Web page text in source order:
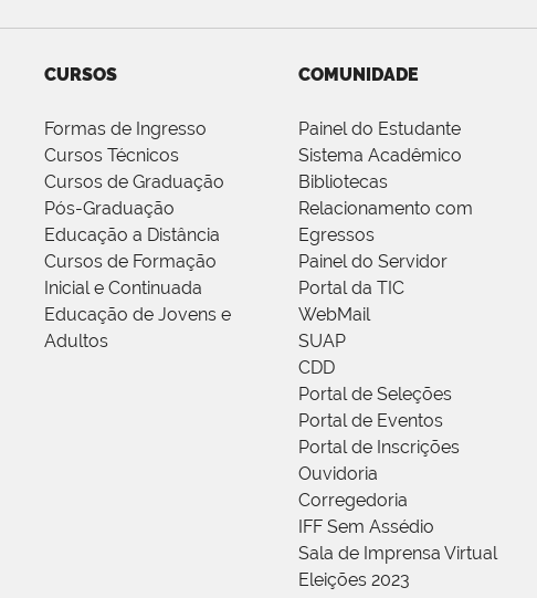
CURSOS
Formas de Ingresso
Cursos Técnicos
Cursos de Graduação
Pós-Graduação
Educação a Distância
Cursos de Formação
Inicial e Continuada
Educação de Jovens e
Adultos
COMUNIDADE
Painel do Estudante
Sistema Acadêmico
Bibliotecas
Relacionamento com
Egressos
Painel do Servidor
Portal da TIC
WebMail
SUAP
CDD
Portal de Seleções
Portal de Eventos
Portal de Inscrições
Ouvidoria
Corregedoria
IFF Sem Assédio
Sala de Imprensa Virtual
Eleições 2023